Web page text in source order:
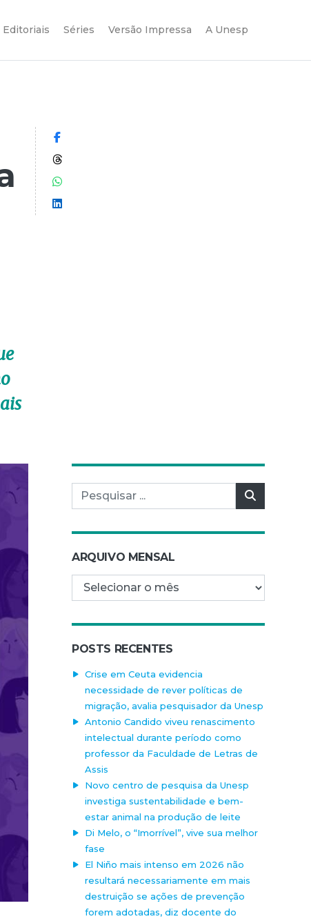
Editoriais Séries Versão Impressa A Unesp
Compartilhar no Facebook
Compartilhar no Threads
Compartilhar no WhatsApp
Compartilhar no LinkedIn
Pesquisar por:
ARQUIVO MENSAL
Arquivo mensal
POSTS RECENTES
Crise em Ceuta evidencia
necessidade de rever políticas de
migração, avalia pesquisador da Unesp
Antonio Candido viveu renascimento
intelectual durante período como
professor da Faculdade de Letras de
Assis
Novo centro de pesquisa da Unesp
investiga sustentabilidade e bem-
estar animal na produção de leite
Di Melo, o “Imorrível”, vive sua melhor
fase
El Niño mais intenso em 2026 não
resultará necessariamente em mais
destruição se ações de prevenção
forem adotadas, diz docente do